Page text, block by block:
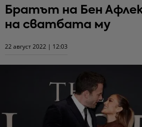
Братът на Бен
на сватбата му
22 август 2022 | 12:03